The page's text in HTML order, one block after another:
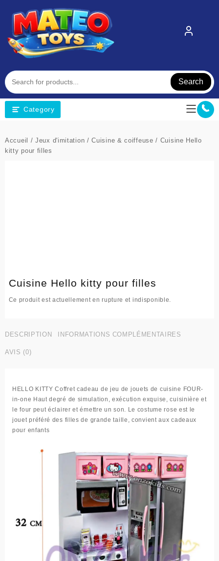
content
Search
Category
Accueil /Jeux d'imitation /Cuisine & coiffeuse / Cuisine Hello
kitty pour filles
Cuisine Hello kitty pour filles
Ce produit est actuellement en rupture et indisponible.
DESCRIPTION INFORMATIONS COMPLÉMENTAIRES
AVIS (0)
HELLO KITTY Coffret cadeau de jeu de jouets de cuisine FOUR-
in-one Haut degré de simulation, exécution exquise, cuisinière et
le four peut éclairer et émettre un son. Le costume rose est le
jouet préféré des filles de grande taille, convient aux cadeaux
pour enfants